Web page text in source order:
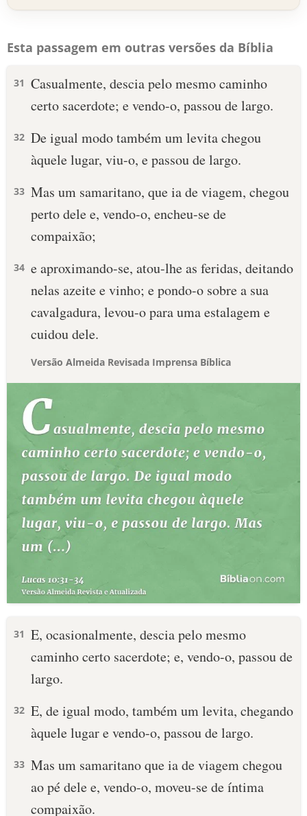
Esta passagem em outras versões da Bíblia
31 Casualmente, descia pelo mesmo caminho
certo sacerdote; e vendo-o, passou de largo.
32 De igual modo também um levita chegou
àquele lugar, viu-o, e passou de largo.
33 Mas um samaritano, que ia de viagem, chegou
perto dele e, vendo-o, encheu-se de
compaixão;
34 e aproximando-se, atou-lhe as feridas, deitando
nelas azeite e vinho; e pondo-o sobre a sua
cavalgadura, levou-o para uma estalagem e
cuidou dele.
Versão Almeida Revisada Imprensa Bíblica
31 E, ocasionalmente, descia pelo mesmo
caminho certo sacerdote; e, vendo-o, passou de
largo.
32 E, de igual modo, também um levita, chegando
àquele lugar e vendo-o, passou de largo.
33 Mas um samaritano que ia de viagem chegou
ao pé dele e, vendo-o, moveu-se de íntima
compaixão.